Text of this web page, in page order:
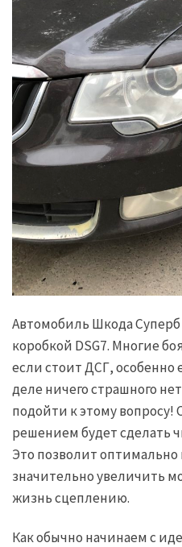
Автомобиль Шкода Суперб
коробкой DSG7. Многие
если стоит ДСГ, особенно
деле ничего страшного
подойти к этому
решением будет сделать
Это позволит оптимально
значительно увеличить
жизнь сцеплению.
Как обычно начинаем с